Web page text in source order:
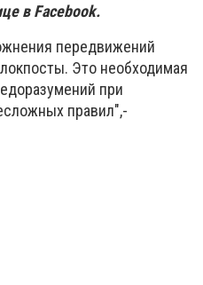
в Facebook.
передвижений
Это необходимая
при
правил",-